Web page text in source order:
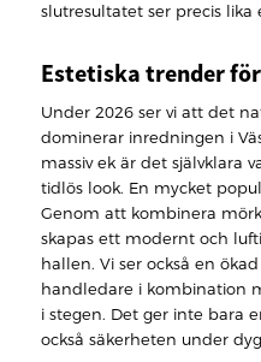
slutresultatet ser precis lika
Estetiska trender
Under 2026 ser vi att det
dominerar inredningen i
massiv ek är det självklara
tidlös look. En mycket
Genom att kombinera
skapas ett modernt och
hallen. Vi ser också en
handledare i kombination
i stegen. Det ger inte bara
också säkerheten under